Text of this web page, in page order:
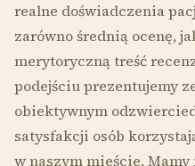
realne doświadczenia
zarówno średnią ocenę,
merytoryczną treść
podejściu prezentujemy
obiektywnym
satysfakcji osób
w naszym mieście.